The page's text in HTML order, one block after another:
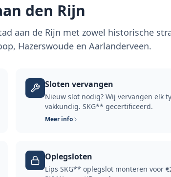
den Rijn
aan de Rijn met zowel historische
Hazerswoude en Aarlanderveen.
Sloten vervangen
Nieuw slot nodig? Wij vervangen elk
vakkundig. SKG** gecertificeerd.
Meer info
Oplegsloten
Lips SKG** oplegslot monteren voor